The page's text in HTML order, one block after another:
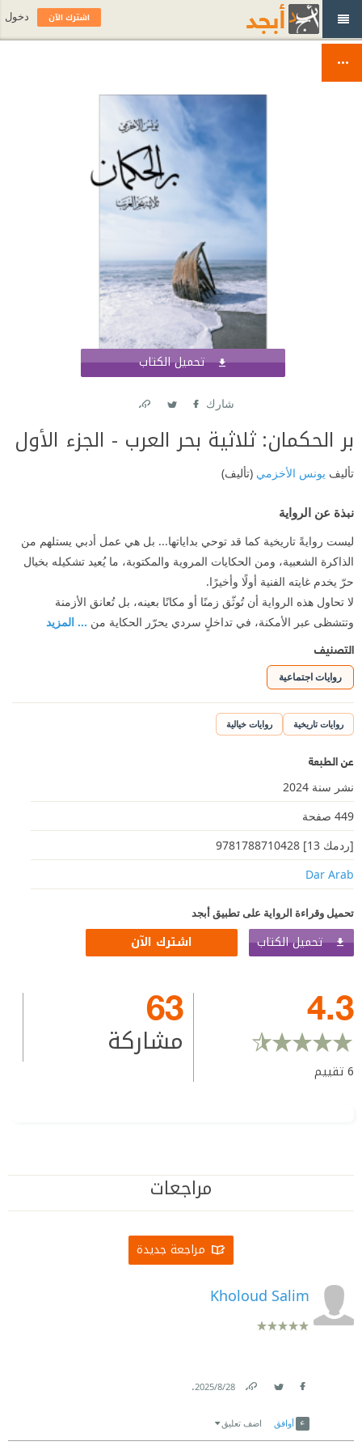
تحميل الكتاب
شارك
بر الحكمان: ثلاثية بحر العرب - الجزء الأول
تأليف يونس الأخزمي (تأليف)
نبذة عن الرواية
ليست روايةً تاريخية كما قد توحي بداياتها... بل هي عمل أدبي يستلهم من
الذاكرة الشعبية، ومن الحكايات المروية والمكتوبة، ما يُعيد تشكيله بخيال
حرّ يخدم غايته الفنية أولًا وأخيرًا.
لا تحاول هذه الرواية أن تُوثّق زمنًا أو مكانًا بعينه، بل تُعانق الأزمنة
وتتشظى عبر الأمكنة، في تداخلٍ سردي يحرّر الحكاية من ... المزيد
التصنيف
روايات اجتماعية
روايات تاريخية روايات خيالية
عن الطبعة
نشر سنة 2024
449 صفحة
[ردمك 13] 9781788710428
Dar Arab
تحميل وقراءة الرواية على تطبيق أبجد
تحميل الكتاب اشترك الآن
4.3
6تقييم
63
مشاركة
مراجعات
مراجعة جديدة
Kholoud Salim
28‏/8‏/2025
.
أوافق اضف تعليق
اشترك الآن دخول